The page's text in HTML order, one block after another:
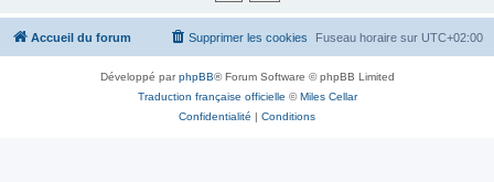
Accueil du forum Fuseau horaire sur UTC+02:00
Supprimer les cookies
Développé parphpBB® Forum Software © phpBB Limited
Traduction française officielle ©Miles Cellar
Confidentialité | Conditions